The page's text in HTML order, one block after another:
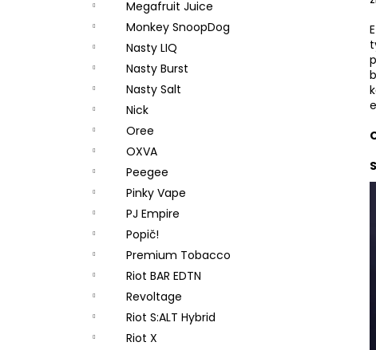
Megafruit Juice
Monkey SnoopDog
Nasty LIQ
Nasty Burst
Nasty Salt
Nick
Oree
OXVA
Peegee
Pinky Vape
PJ Empire
Popič!
Premium Tobacco
Riot BAR EDTN
Revoltage
Riot S:ALT Hybrid
Riot X